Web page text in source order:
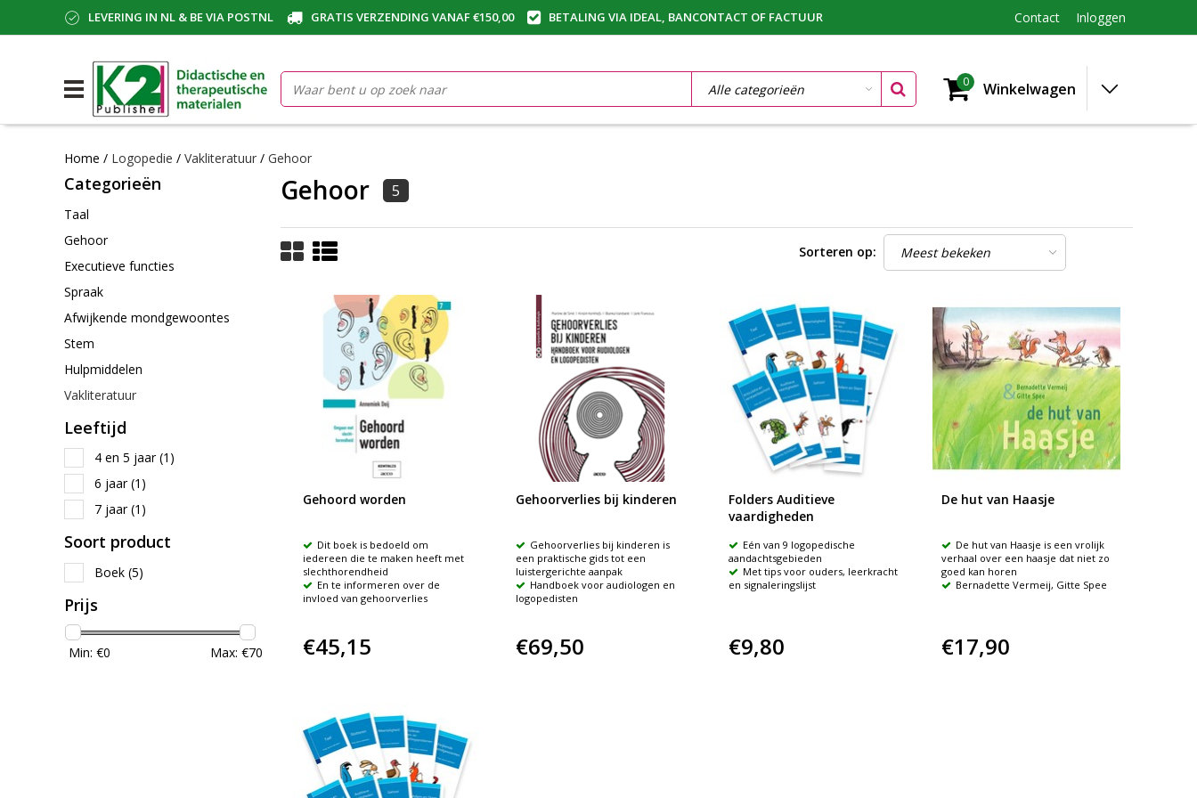
LEVERING IN NL & BE VIA POSTNL GRATIS VERZENDING VANAF €150,00 BETALING VIA IDEAL, BANCONTACT OF FACTUUR Contact Inloggen
0 Winkelwagen
Home / Logopedie / Vakliteratuur / Gehoor
Categorieën
Taal
Gehoor
Executieve functies
Spraak
Afwijkende mondgewoontes
Stem
Hulpmiddelen
Vakliteratuur
Leeftijd
4 en 5 jaar(1)
6 jaar(1)
7 jaar(1)
Soort product
Boek (5)
Prijs
Min: €0 Max: €70
Gehoor 5
Sorteren op:
Gehoord worden
Dit boek is bedoeld om
iedereen die te maken heeft met
slechthorendheid
En te informeren over de
invloed van gehoorverlies
€45,15
Gehoorverlies bij kinderen
Gehoorverlies bij kinderen is
een praktische gids tot een
luistergerichte aanpak
Handboek voor audiologen en
logopedisten
€69,50
Folders Auditieve
vaardigheden
Eén van 9 logopedische
aandachtsgebieden
Met tips voor ouders, leerkracht
en signaleringslijst
€9,80
De hut van Haasje
De hut van Haasje is een vrolijk
verhaal over een haasje dat niet zo
goed kan horen
Bernadette Vermeij, Gitte Spee
€17,90